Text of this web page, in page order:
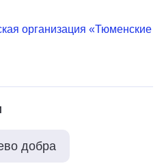
организация «Тюменские
добра